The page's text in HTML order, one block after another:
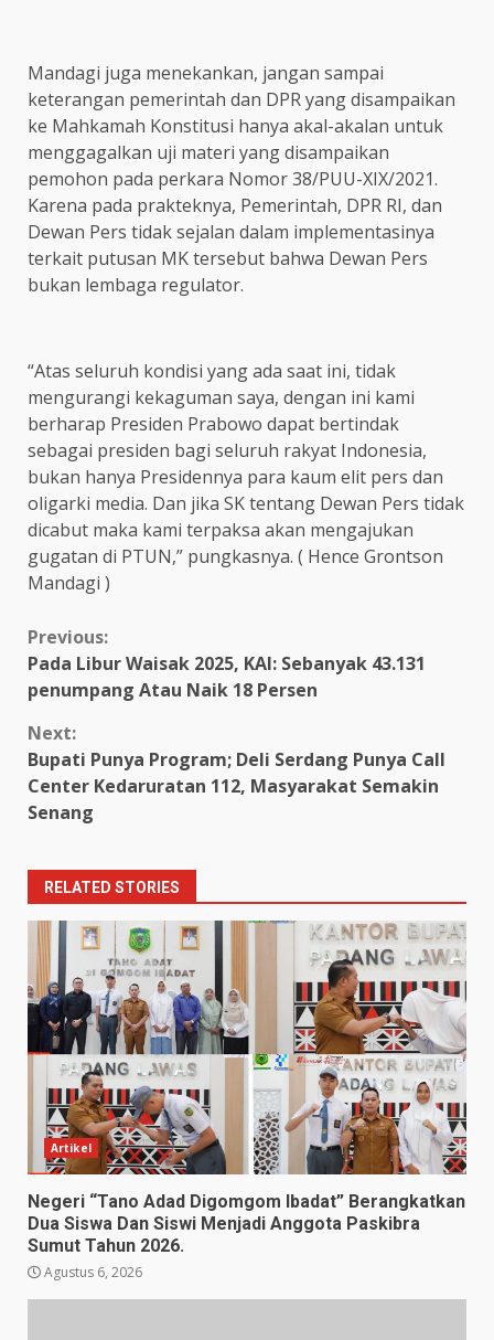
Mandagi juga menekankan, jangan sampai
keterangan pemerintah dan DPR yang disampaikan
ke Mahkamah Konstitusi hanya akal-akalan untuk
menggagalkan uji materi yang disampaikan
pemohon pada perkara Nomor 38/PUU-XIX/2021.
Karena pada prakteknya, Pemerintah, DPR RI, dan
Dewan Pers tidak sejalan dalam implementasinya
terkait putusan MK tersebut bahwa Dewan Pers
bukan lembaga regulator.
“Atas seluruh kondisi yang ada saat ini, tidak
mengurangi kekaguman saya, dengan ini kami
berharap Presiden Prabowo dapat bertindak
sebagai presiden bagi seluruh rakyat Indonesia,
bukan hanya Presidennya para kaum elit pers dan
oligarki media. Dan jika SK tentang Dewan Pers tidak
dicabut maka kami terpaksa akan mengajukan
gugatan di PTUN,” pungkasnya. ( Hence Grontson
Mandagi )
Continue
Reading
Previous:
Pada Libur Waisak 2025, KAI: Sebanyak 43.131
penumpang Atau Naik 18 Persen
Next:
Bupati Punya Program; Deli Serdang Punya Call
Center Kedaruratan 112, Masyarakat Semakin
Senang
RELATED STORIES
Artikel
Negeri “Tano Adad Digomgom Ibadat” Berangkatkan
Dua Siswa Dan Siswi Menjadi Anggota Paskibra
Sumut Tahun 2026.
Agustus 6, 2026